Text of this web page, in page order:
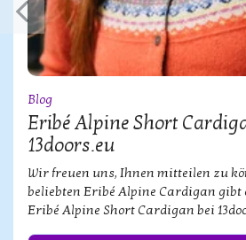
Blog
Eribé Alpine Short
13doors.eu
Wir freuen uns, Ihnen mitteilen zu
beliebten Eribé Alpine Cardigan gibt
Eribé Alpine Short Cardigan bei